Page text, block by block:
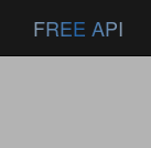
FREE API